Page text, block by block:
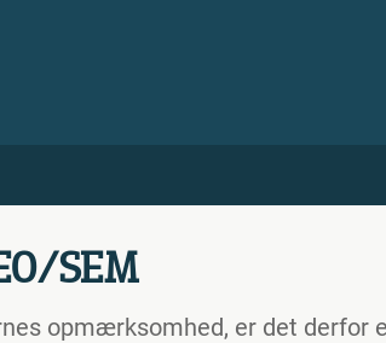
SEM
opmærksomhed, er det derfor